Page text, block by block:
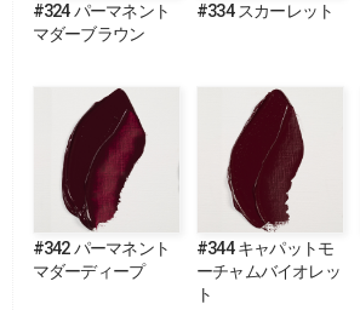
#324 パーマネント
マダーブラウン
#334 スカーレット
#342 パーマネント
マダーディープ
#344 キャパットモ
ーチャムバイオレッ
ト